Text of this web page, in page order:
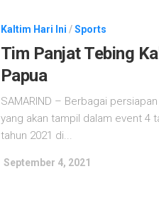
Kaltim Hari Ini /Sports
Tim Panjat Tebing
Papua
SAMARIND – Berbagai
yang akan tampil dalam event 4
tahun 2021 di...
September 4, 2021